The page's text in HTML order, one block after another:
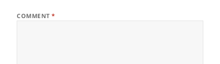
COMMENT*